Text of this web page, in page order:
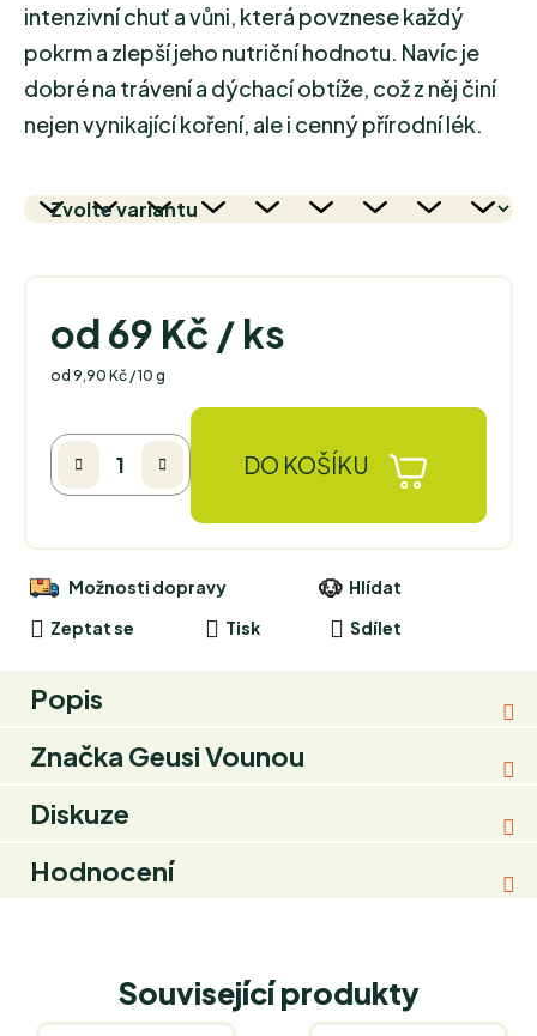
intenzivní chuť a vůni, která povznese každý
pokrm a zlepší jeho nutriční hodnotu. Navíc je
dobré na trávení a dýchací obtíže, což z něj činí
nejen vynikající koření, ale i cenný přírodní lék.
od 69 Kč / ks
Měrná cena:
od 9,90 Kč / 10 g
DO KOŠÍKU
Tisk
Zeptat se
Hlídat
Sdílet
Možnosti dopravy
Popis
Značka Geusi Vounou
Diskuze
Hodnocení
Související produkty